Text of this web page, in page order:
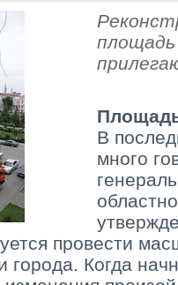
В
много
провести
города. Когда